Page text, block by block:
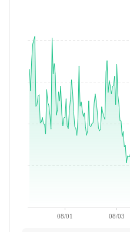
08/01 08/03